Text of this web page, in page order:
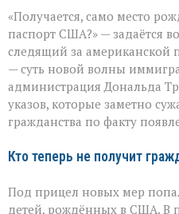
«Получается, само место
паспорт США?» — задаётся
следящий за американской
— суть новой волны
администрация Дональда
указов, которые заметно
гражданства по факту
Кто теперь не получит
Под прицел новых мер
детей, рождённых в США. В